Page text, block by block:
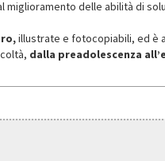
delle abilità di
illustrate e fotocopiabili, ed è
dalla preadolescenza